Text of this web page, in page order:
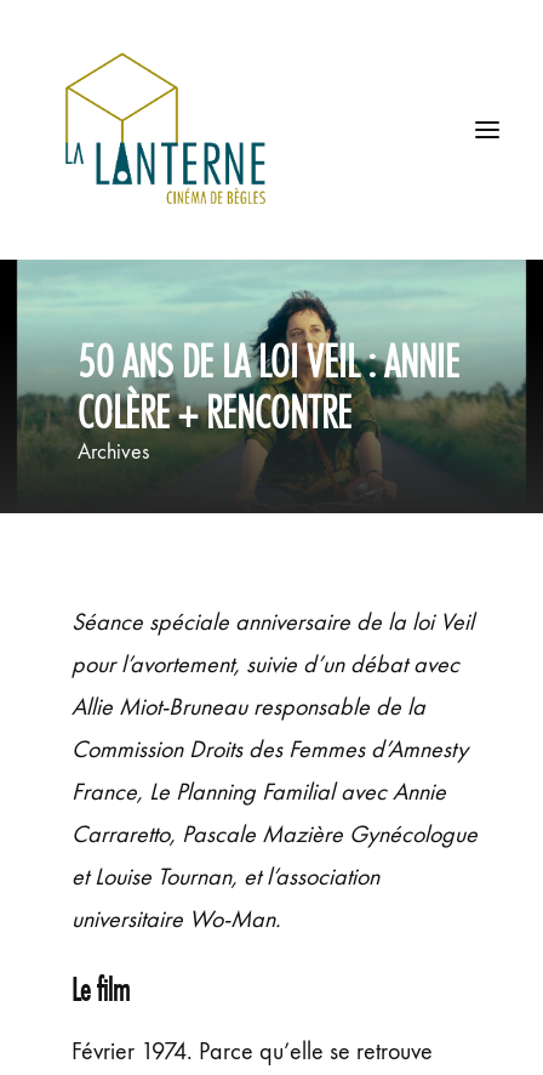
LES HORAIRES
À L’AFFICHE
50 ANS DE LA LOI VEIL : ANNIE
COLÈRE + RENCONTRE
Archives
Séance spéciale anniversaire de la loi Veil
pour l’avortement, suivie d’un débat avec
Allie Miot-Bruneau responsable de la
Commission Droits des Femmes d’Amnesty
France, Le Planning Familial avec Annie
Carraretto, Pascale Mazière Gynécologue
et Louise Tournan, et l’association
universitaire Wo-Man.
Le film
Février 1974. Parce qu’elle se retrouve